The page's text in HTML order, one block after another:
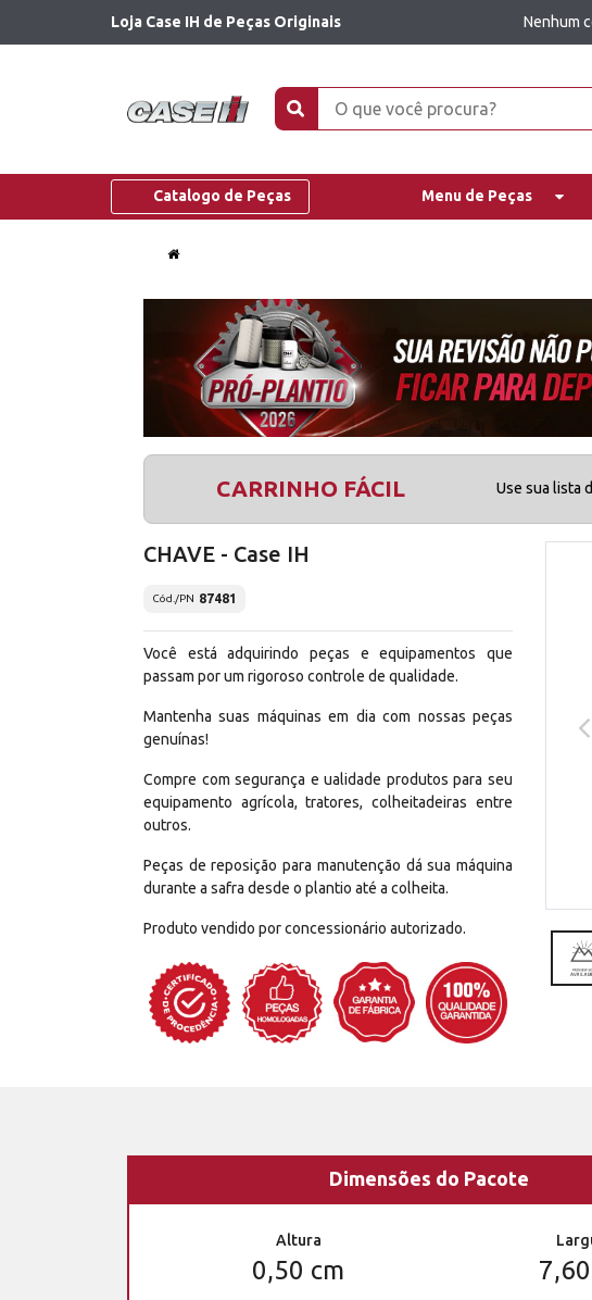
Loja Case IH de Peças Originais Nenhum
Catalogo de Peças Menu de Peças
CARRINHO FÁCIL Use sua lista
CHAVE - Case IH
Cód./PN 87481
Você está adquirindo peças e equipamentos que
passam por um rigoroso controle de qualidade.
Mantenha suas máquinas em dia com nossas peças
genuínas!
Compre com segurança e ualidade produtos para seu
equipamento agrícola, tratores, colheitadeiras entre
outros.
Peças de reposição para manutenção dá sua máquina
durante a safra desde o plantio até a colheita.
Produto vendido por concessionário autorizado.
Dimensões do Pacote
Altura
0,50 cm